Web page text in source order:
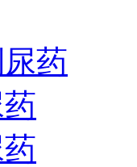
药